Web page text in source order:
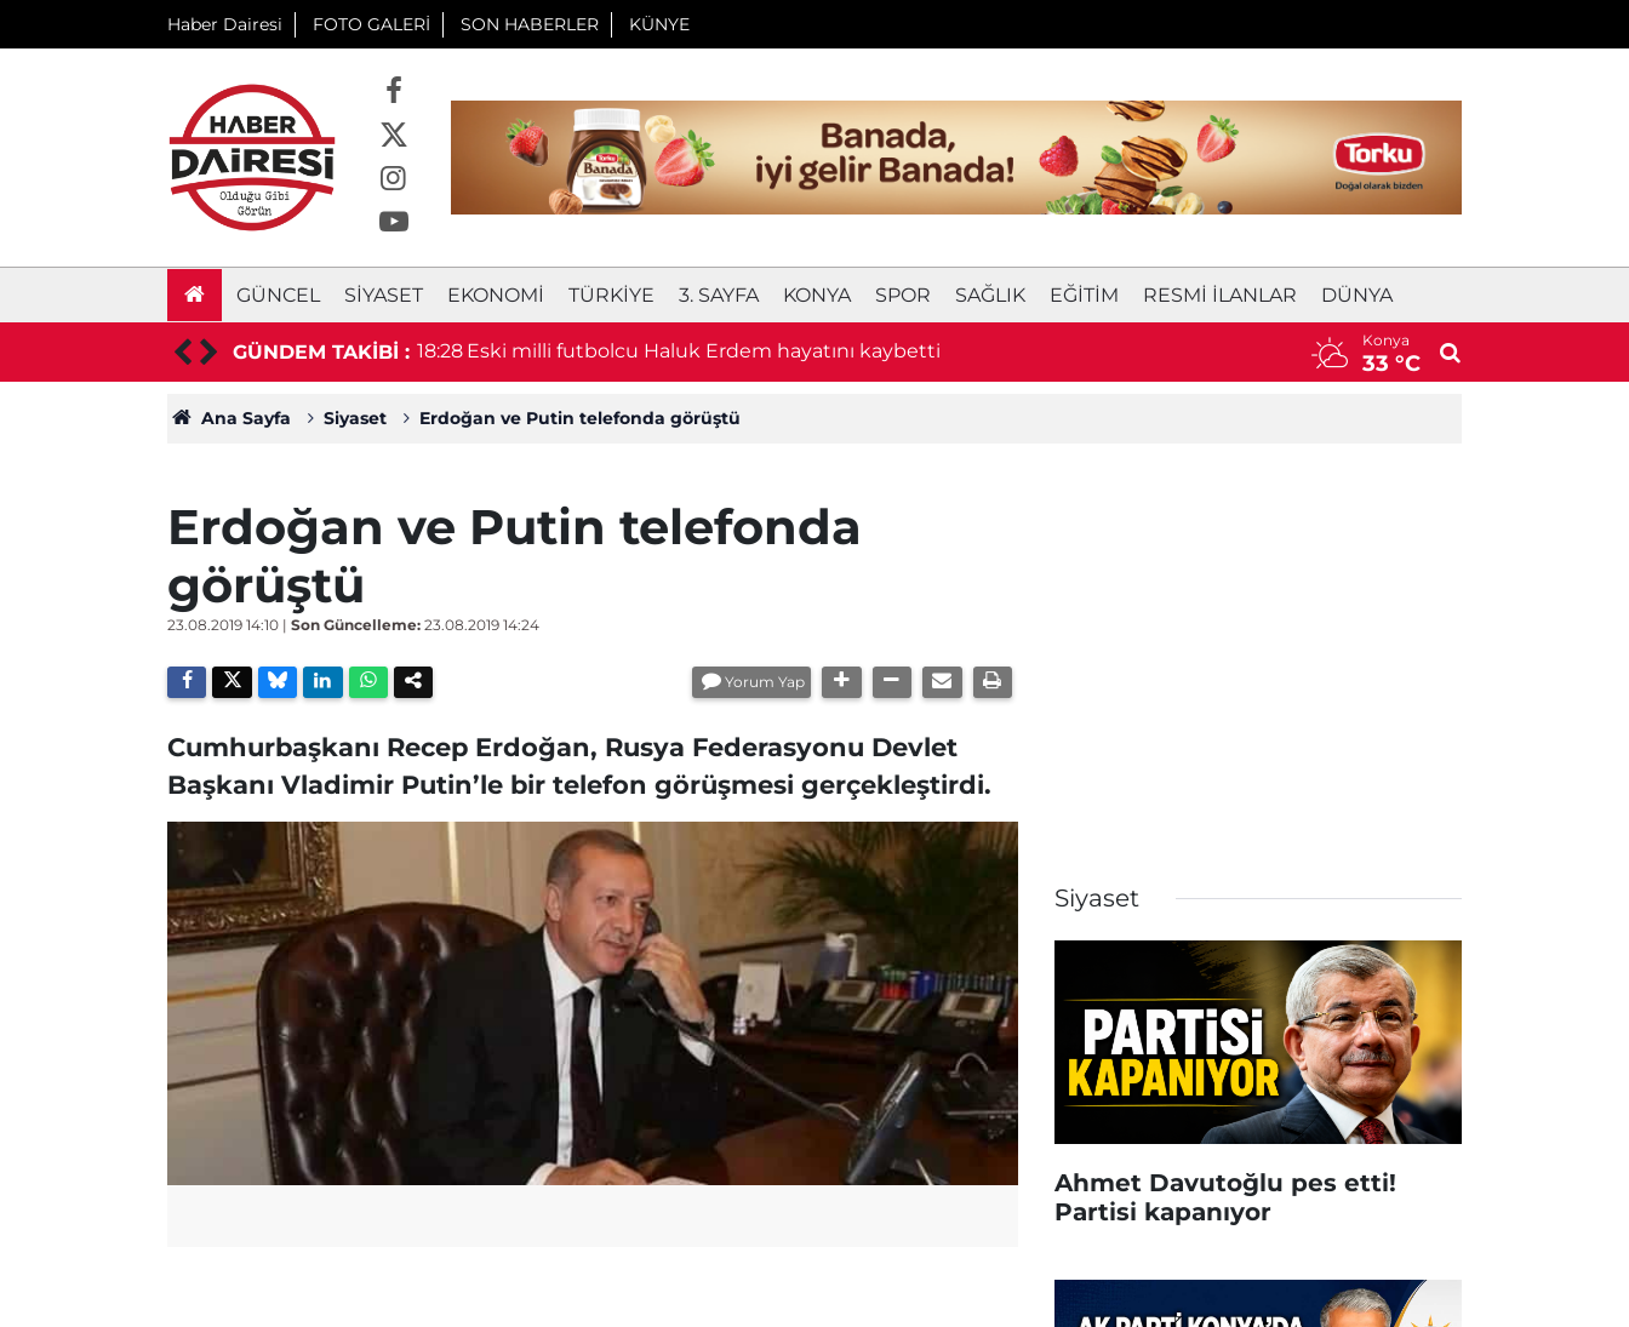
Haber Dairesi FOTO GALERİ SON HABERLER KÜNYE
GÜNCEL SIYASET EKONOMI TÜRKIYE 3. SAYFA KONYA SPOR SAĞLIK EĞITIM RESMI İLANLAR DÜNYA
GÜNDEM TAKİBİ :
yaralı sağlıkçılar yaptı 18:28 Eski milli futbolcu Haluk Erdem hayatını kaybetti Oyuna girdi, 1 dakika sonra
Konya
33 °C
Ana Sayfa Siyaset Erdoğan ve Putin telefonda görüştü
Erdoğan ve Putin telefonda
görüştü
23.08.2019 14:10 | Son Güncelleme: 23.08.2019 14:24
Yorum Yap
Cumhurbaşkanı Recep Erdoğan, Rusya Federasyonu Devlet
Başkanı Vladimir Putin’le bir telefon görüşmesi gerçekleştirdi.
Siyaset
Ahmet Davutoğlu pes etti!
Partisi kapanıyor